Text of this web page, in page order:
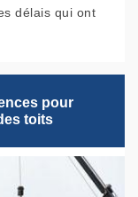
délais qui ont
pour
toits